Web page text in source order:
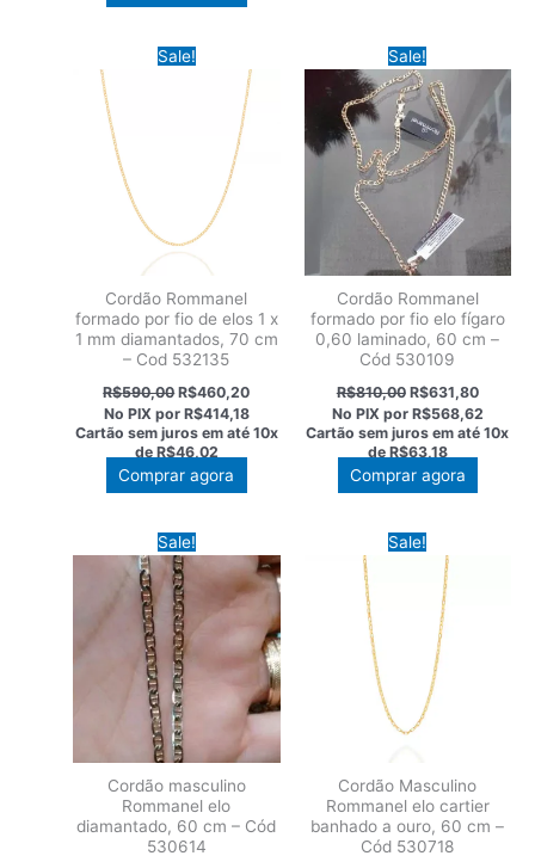
Sale!
Cordão Rommanel
formado por fio de elos 1 x
1 mm diamantados, 70 cm
– Cod 532135
R$590,00O
preço
original
era:
R$590,00.
R$460,20O
atual
é:
No PIX por R$414,18
Cartão sem juros em até 10x
deR$46,02
Comprar agora
Sale!
Cordão Rommanel
formado por fio elo fígaro
0,60 laminado, 60 cm –
Cód 530109
R$810,00 O
preço
original
era:
R$810,00.
R$631,80O
preço
atual
é:
No PIX por R$568,62
Cartão sem juros em até10x
deR$63,18
Comprar agora
Sale!
Cordão masculino
Rommanel elo
diamantado, 60 cm – Cód
530614
Sale!
Cordão Masculino
Rommanel elo cartier
banhado a ouro, 60 cm –
Cód 530718